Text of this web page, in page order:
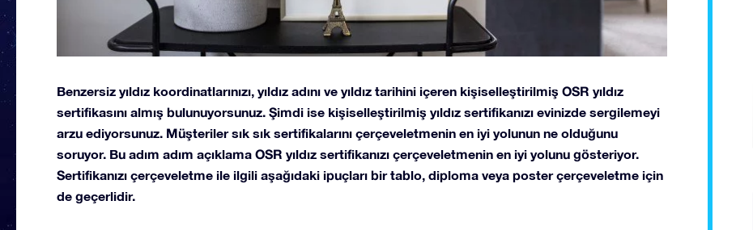
Benzersiz yıldız koordinatlarınızı, yıldız adını ve yıldız tarihini içeren kişiselleştirilmiş OSR yıldız
sertifikasını almış bulunuyorsunuz. Şimdi ise kişiselleştirilmiş yıldız sertifikanızı evinizde sergilemeyi
arzu ediyorsunuz. Müşteriler sık sık sertifikalarını çerçeveletmenin en iyi yolunun ne olduğunu
soruyor. Bu adım adım açıklama OSR yıldız sertifikanızı çerçeveletmenin en iyi yolunu gösteriyor.
Sertifikanızı çerçeveletme ile ilgili aşağıdaki ipuçları bir tablo, diploma veya poster çerçeveletme için
de geçerlidir.